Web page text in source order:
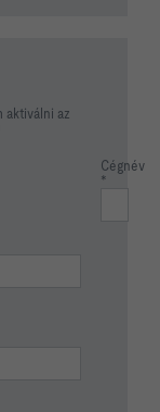
aktiválni az
Cégnév